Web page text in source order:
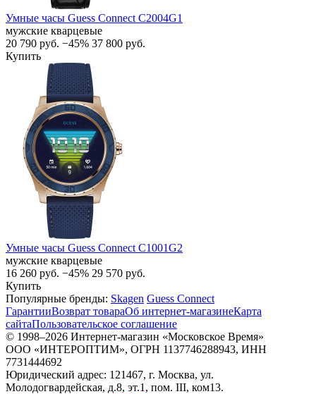
Умные часы Guess Connect C2004G1
мужские кварцевые
20 790 руб. −45% 37 800 руб.
Купить
Умные часы Guess Connect C1001G2
мужские кварцевые
16 260 руб. −45% 29 570 руб.
Купить
Популярные бренды: Skagen Guess Connect
ГарантииВозврат товараОб интернет-магазинеКарта
сайтаПользовательское соглашение
© 1998–2026 Интернет-магазин «Московское Время»
ООО «ИНТЕРОПТИМ», ОГРН 1137746288943, ИНН
7731444692
Юридический адрес: 121467, г. Москва, ул.
Молодогвардейская, д.8, эт.1, пом. III, ком13.